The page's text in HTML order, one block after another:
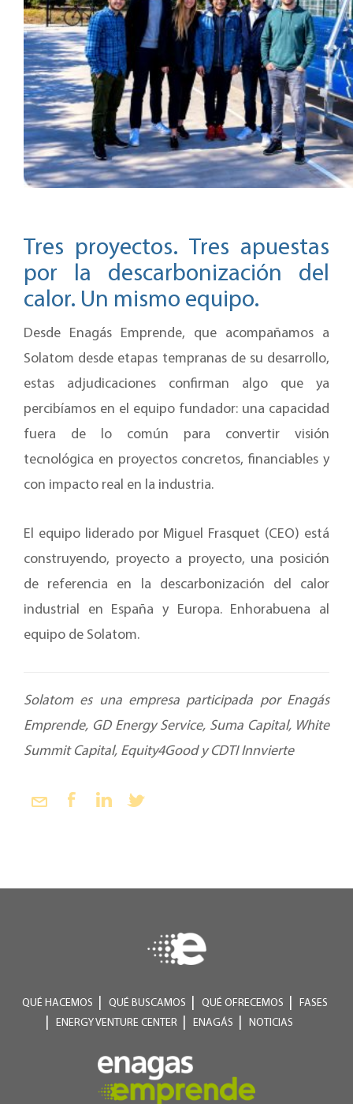
Tres proyectos. Tres apuestas
por la descarbonización del
calor. Un mismo equipo.
Desde Enagás Emprende, que acompañamos a
Solatom desde etapas tempranas de su desarrollo,
estas adjudicaciones confirman algo que ya
percibíamos en el equipo fundador: una capacidad
fuera de lo común para convertir visión
tecnológica en proyectos concretos, financiables y
con impacto real en la industria.
El equipo liderado por Miguel Frasquet (CEO) está
construyendo, proyecto a proyecto, una posición
de referencia en la descarbonización del calor
industrial en España y Europa. Enhorabuena al
equipo de Solatom.
Solatom es una empresa participada por Enagás
Emprende, GD Energy Service, Suma Capital, White
Summit Capital, Equity4Good y CDTI Innvierte
QUÉ HACEMOS QUÉ BUSCAMOS QUÉ OFRECEMOS
FASES
ENERGY VENTURE CENTER
ENAGÁS NOTICIAS